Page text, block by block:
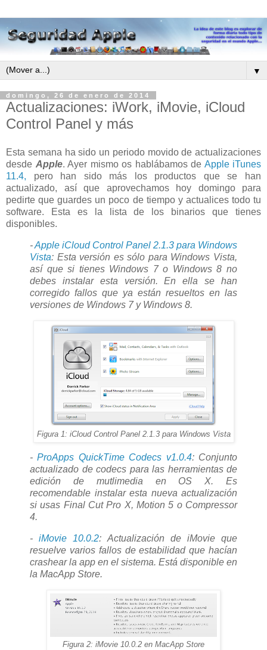
▼
domingo, 26 de enero de 2014
Actualizaciones: iWork, iMovie, iCloud
Control Panel y más
Esta semana ha sido un periodo movido de actualizaciones
desde Apple. Ayer mismo os hablábamos de Apple iTunes
11.4, pero han sido más los productos que se han
actualizado, así que aprovechamos hoy domingo para
pedirte que guardes un poco de tiempo y actualices todo tu
software. Esta es la lista de los binarios que tienes
disponibles.
-Apple iCloud Control Panel 2.1.3 para Windows
Vista: Esta versión es sólo para Windows Vista,
así que si tienes Windows 7 o Windows 8 no
debes instalar esta versión. En ella se han
corregido fallos que ya están resueltos en las
versiones de Windows 7 y Windows 8.
Figura 1: iCloud Control Panel 2.1.3 para Windows Vista
-ProApps QuickTime Codecs v1.0.4: Conjunto
actualizado de codecs para las herramientas de
edición de mutlimedia en OS X. Es
recomendable instalar esta nueva actualización
si usas Final Cut Pro X, Motion 5 o Compressor
4.
-iMovie 10.0.2: Actualización de iMovie que
resuelve varios fallos de estabilidad que hacían
crashear la app en el sistema. Está disponible en
la MacApp Store.
Figura 2: iMovie 10.0.2 en MacApp Store